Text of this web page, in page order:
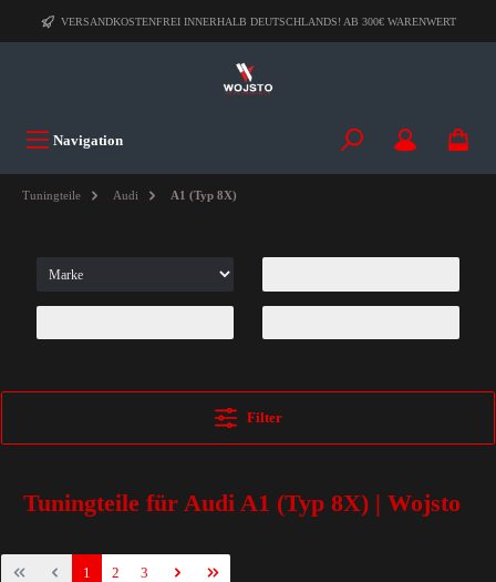
VERSANDKOSTENFREI INNERHALB DEUTSCHLANDS! AB 300€ WARENWERT
Navigation
Tuningteile Audi A1 (Typ 8X)
Filter
Tuningteile für Audi A1 (Typ 8X) | Wojsto
1 2 3